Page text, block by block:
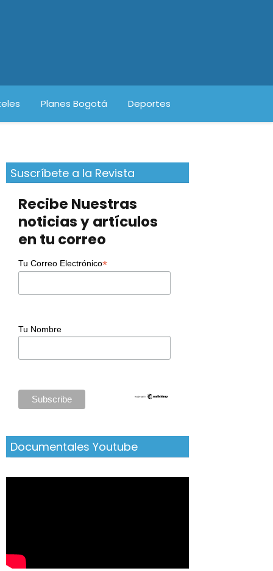
Planes Bogotá Deportes
Suscríbete a la Revista
Recibe Nuestras
noticias y artículos
en tu correo
Tu Correo Electrónico*
Tu Nombre
Documentales Youtube